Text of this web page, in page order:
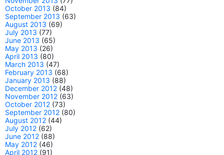
October 2013 (84)
September 2013 (63)
August 2013 (69)
July 2013 (77)
June 2013 (65)
May 2013 (26)
April 2013 (80)
March 2013 (47)
February 2013 (68)
January 2013 (88)
December 2012 (48)
November 2012 (63)
October 2012 (73)
September 2012 (80)
August 2012 (44)
July 2012 (62)
June 2012 (88)
May 2012 (46)
April 2012 (91)